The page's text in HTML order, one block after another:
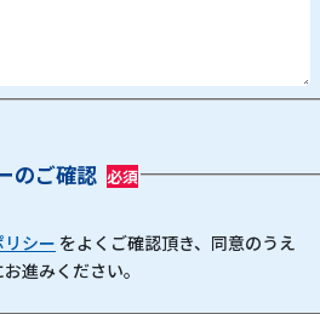
のご確認
シー をよくご確認頂き、同意のうえ
進みください。